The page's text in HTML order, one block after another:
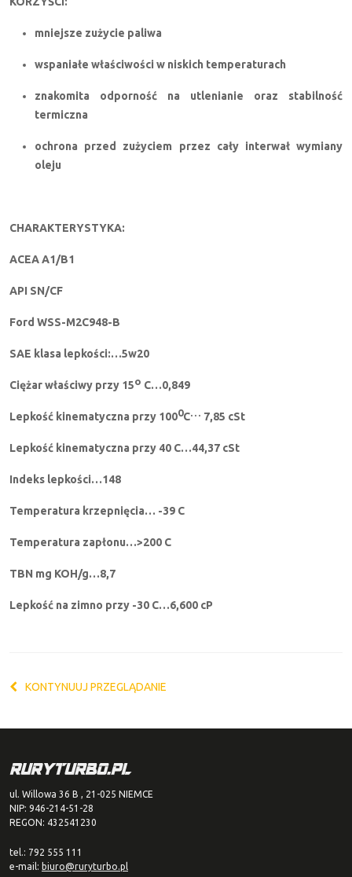
mniejsze zużycie paliwa
wspaniałe właściwości w niskich temperaturach
znakomita odporność na utlenianie oraz stabilność
termiczna
ochrona przed zużyciem przez cały interwał wymiany
oleju
CHARAKTERYSTYKA:
ACEA A1/B1
API SN/CF
Ford WSS-M2C948-B
SAE klasa lepkości:…5w20
Ciężar właściwy przy 15o C…0,849
Lepkość kinematyczna przy 1000C 7,85 cSt
Lepkość kinematyczna przy 40 C…44,37 cSt
Indeks lepkości…148
Temperatura krzepnięcia… -39 C
Temperatura zapłonu…>200 C
TBN mg KOH/g…8,7
Lepkość na zimno przy -30 C…6,600 cP
KONTYNUUJ PRZEGLĄDANIE
ul. Willowa 36 B , 21-025 NIEMCE
NIP: 946-214-51-28
REGON: 432541230
tel.: 792 555 111
e-mail: biuro@ruryturbo.pl